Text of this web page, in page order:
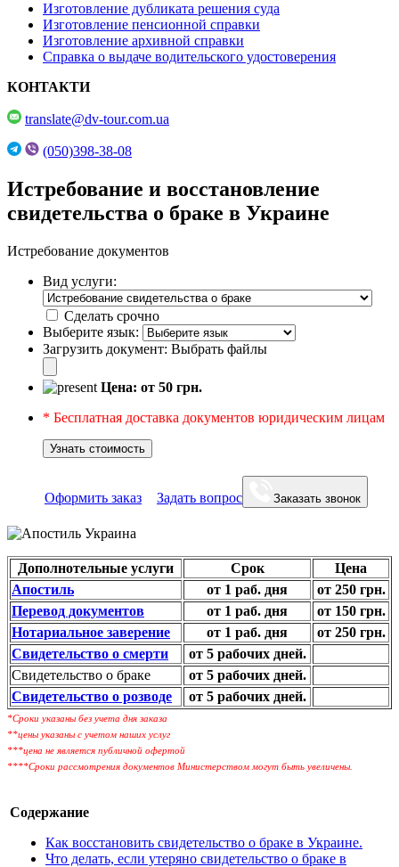
Изготовление дубликата решения суда
Изготовление пенсионной справки
Изготовление архивной справки
Справка о выдаче водительского удостоверения
КОНТАКТИ
translate@dv-tour.com.ua
(050)398-38-08
Истребование и восстановление
свидетельства о браке в Украине
Истребование документов
Вид услуги:
Сделать срочно
Выберите язык:
Загрузить документ: Выбрать файлы
Цена: от 50 грн.
* Бесплатная доставка документов юридическим лицам
Узнать стоимость
Оформить заказ Задать вопрос Заказать звонок
Дополнотельные услуги Срок
Цена
Апостиль
от 1 раб. дня
от 250 грн.
Перевод документов
от 1 раб. дня
от 150 грн.
Нотариальное заверение
от 1 раб. дня
от 250 грн.
Свидетельство о смерти
от 5 рабочих дней.
Свидетельство о браке
от 5 рабочих дней.
Свидетельство о розводе
от 5 рабочих дней.
*Сроки указаны без учета дня заказа
**цены указаны с учетом наших услуг
***цена не является публичной офертой
****Сроки рассмотрения документов Министерством могут быть увеличены.
Содержание
Как восстановить свидетельство о браке в Украине.
Что делать, если утеряно свидетельство о браке в